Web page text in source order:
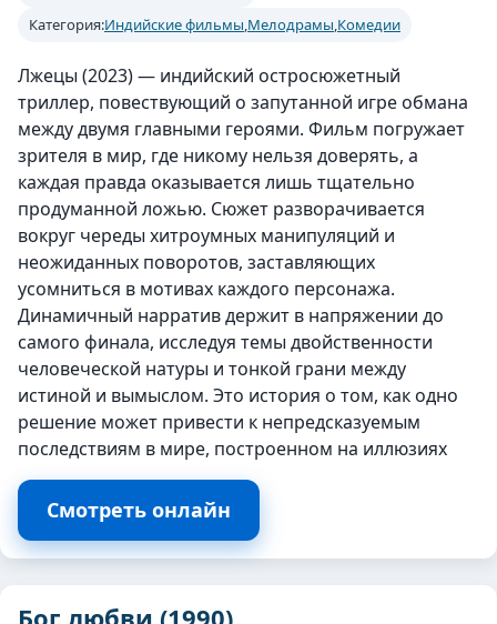
Категория:Индийские фильмы,Мелодрамы,Комедии
Лжецы (2023) — индийский остросюжетный
триллер, повествующий о запутанной игре обмана
между двумя главными героями. Фильм погружает
зрителя в мир, где никому нельзя доверять, а
каждая правда оказывается лишь тщательно
продуманной ложью. Сюжет разворачивается
вокруг череды хитроумных манипуляций и
неожиданных поворотов, заставляющих
усомниться в мотивах каждого персонажа.
Динамичный нарратив держит в напряжении до
самого финала, исследуя темы двойственности
человеческой натуры и тонкой грани между
истиной и вымыслом. Это история о том, как одно
решение может привести к непредсказуемым
последствиям в мире, построенном на иллюзиях
Смотреть онлайн
Бог любви (1990)